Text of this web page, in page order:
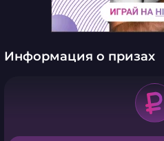
Информация о призах